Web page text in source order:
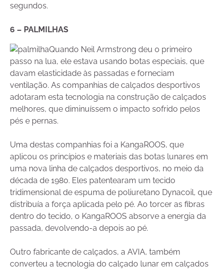
segundos.
6 – PALMILHAS
Quando Neil Armstrong deu o primeiro
passo na lua, ele estava usando botas especiais, que
davam elasticidade às passadas e forneciam
ventilação. As companhias de calçados desportivos
adotaram esta tecnologia na construção de calçados
melhores, que diminuíssem o impacto sofrido pelos
pés e pernas.
Uma destas companhias foi a KangaROOS, que
aplicou os princípios e materiais das botas lunares em
uma nova linha de calçados desportivos, no meio da
década de 1980. Eles patentearam um tecido
tridimensional de espuma de poliuretano Dynacoil, que
distribuía a força aplicada pelo pé. Ao torcer as fibras
dentro do tecido, o KangaROOS absorve a energia da
passada, devolvendo-a depois ao pé.
Outro fabricante de calçados, a AVIA, também
converteu a tecnologia do calçado lunar em calçados